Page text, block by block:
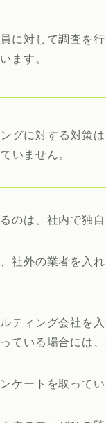
に対して調査を
ます。
グに対する対策
いません。
のは、社内で独
社外の業者を入
ティング会社を
ている場合には
ケートを取って